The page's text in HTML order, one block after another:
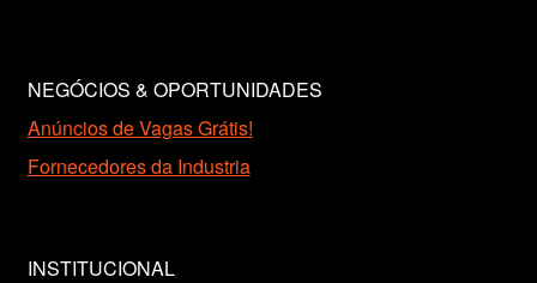
NEGÓCIOS & OPORTUNIDADES
Anúncios de Vagas Grátis!
Fornecedores da Industria
INSTITUCIONAL